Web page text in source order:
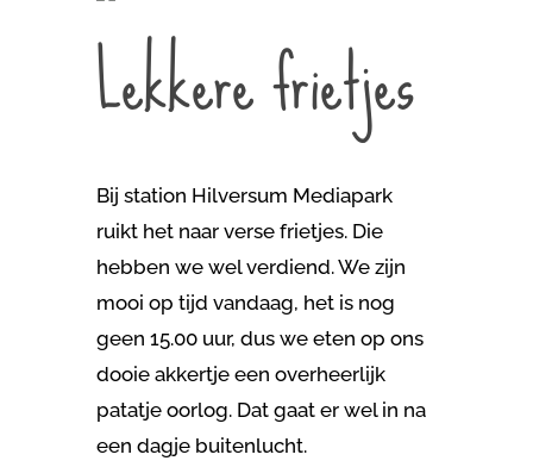
Lekkere frietjes
Bij station Hilversum Mediapark
ruikt het naar verse frietjes. Die
hebben we wel verdiend. We zijn
mooi op tijd vandaag, het is nog
geen 15.00 uur, dus we eten op ons
dooie akkertje een overheerlijk
patatje oorlog. Dat gaat er wel in na
een dagje buitenlucht.